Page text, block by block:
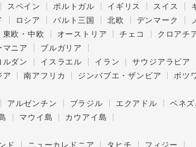
スペイン ポルトガル イギリス スイス
ロシア バルト三国 北欧 デンマーク
東欧・中欧 オーストリア チェコ クロアチ
マニア
ブルガリア
ルダン イスラエル イラン サウジアラビア
ア 南アフリカ ジンバブエ・ザンビア ボツ
アルゼンチン ブラジル エクアドル
ベネズ
マウイ島
カウアイ島
ド ニューカレドニア タヒチ フィジー